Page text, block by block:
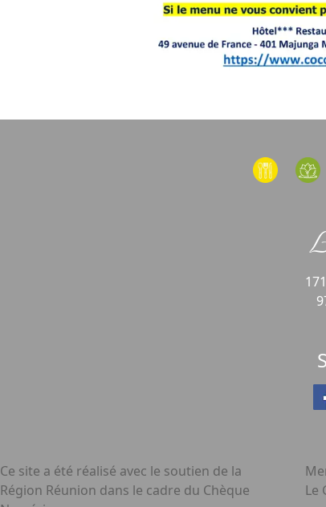
Ce site a été réalisé avec le soutien de la
Région Réunion dans le cadre du Chèque
Le